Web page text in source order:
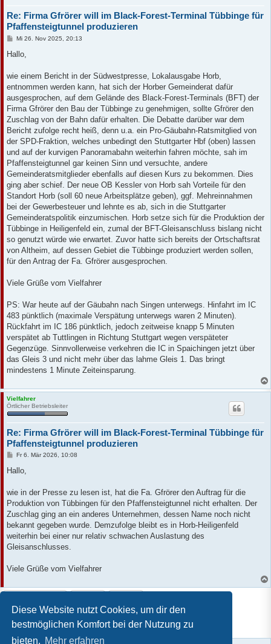
Diese Website nutzt Cookies, um dir den
bestmöglichen Komfort bei der Nutzung zu
bieten. Mehr erfahren
Re: Firma Gfrörer will im Black-Forest-Terminal Tübbinge für
Pfaffensteigtunnel produzieren
B
i
a
Mi 26. Nov 2025, 20:13
Hallo,
wie einem Bericht in der Südwestpresse, Lokalausgabe Horb,
entnommen werden kann, hat sich der Horber Gemeinderat dafür
ausgesprochen, auf dem Gelände des Black-Forest-Terminals (BFT) der
Firma Gfrörer den Bau der Tübbinge zu genehmigen, sollte Gfrörer den
Zuschlag von der Bahn dafür erhalten. Die Debatte darüber war dem
Bericht zufolge recht heiß, denn u.a. ein Pro-Gäubahn-Ratsmitglied von
der SPD-Fraktion, welches unbedingt den Stuttgarter Hbf (oben) lassen
und auf der kurvigen Panoramabahn weiterhin fahren möchte, sah im
Pfaffensteigtunnel gar keinen Sinn und versuchte, andere
Gemeinderatsmitglieder ebenfalls auf diesen Kurs zu bekommen. Dies
ging aber schief. Der neue OB Kessler von Horb sah Vorteile für den
Standort Horb (soll 60 neue Arbeitsplätze geben), ggf. Mehreinnahmen
bei der Gewerbesteuer und lehnte es ab, sich in die Stuttgarter
Gemeinderatspolitik einzumischen. Horb setze sich für die Produktion der
Tübbinge in Heiligenfeld ein, zumal der BFT-Gleisanschluss bislang nicht
so genutzt würde wie erwartet. Zuvor hatte sich bereits der Ortschaftsrat
von Altheim, auf dessen Gebiet die Tübbinge produziert werden sollen,
für den Antrag der Fa. Gfrörer ausgesprochen.
Viele Grüße vom Vielfahrer
PS: War heute auf der Gäubahn nach Singen unterwegs. Hinfahrt im IC
483 pünktlich (maximale Verspätung unterwegs waren 2 Minuten).
Rückfahrt im IC 186 pünktlich, jedoch zeitweise knapp 5 Minuten
verspätet ab Tuttlingen in Richtung Stuttgart wegen verspäteter
Gegenzüge. Sinnvollerweise verkehren die IC in Spaichingen jetzt über
das Gleis 3 und nicht mehr über das lahme Gleis 1. Das bringt
mindestens 1 Minute Zeiteinsparung.
Vielfahrer
Örtlicher Betriebsleiter
Re: Firma Gfrörer will im Black-Forest-Terminal Tübbinge für
Pfaffensteigtunnel produzieren
B
i
a
Fr 6. Mär 2026, 10:08
Hallo,
wie in der Presse zu lesen ist, hat die Fa. Gfrörer den Auftrag für die
Produktion von Tübbingen für den Pfaffensteigtunnel nicht erhalten. Der
Zuschlag ging an ein anderes Unternehmen, dessen Name noch nicht
bekannt gegeben wurde. Demzufolge bleibt es in Horb-Heiligenfeld
weiterhin bei einer nur relativ schwachen Auslastung des
Gleisanschlusses.
Viele Grüße vom Vielfahrer
3 Beiträge • Seite1 von 1